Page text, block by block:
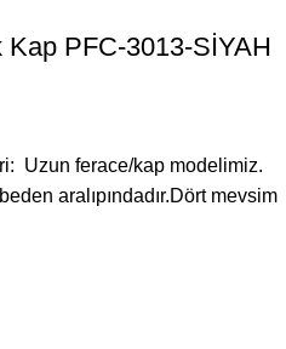
Kap PFC-3013-SİYAH
Uzun ferace/kap modelimiz.
aralıpındadır.Dört mevsim